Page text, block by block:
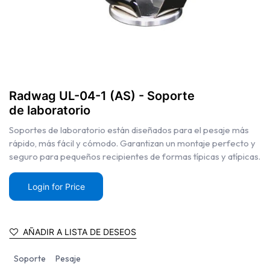
Radwag UL-04-1 (AS) - Soporte
de laboratorio
Soportes de laboratorio están diseñados para el pesaje más
rápido, más fácil y cómodo. Garantizan un montaje perfecto y
seguro para pequeños recipientes de formas típicas y atípicas.
Login for Price
AÑADIR A LISTA DE DESEOS
Soporte Pesaje